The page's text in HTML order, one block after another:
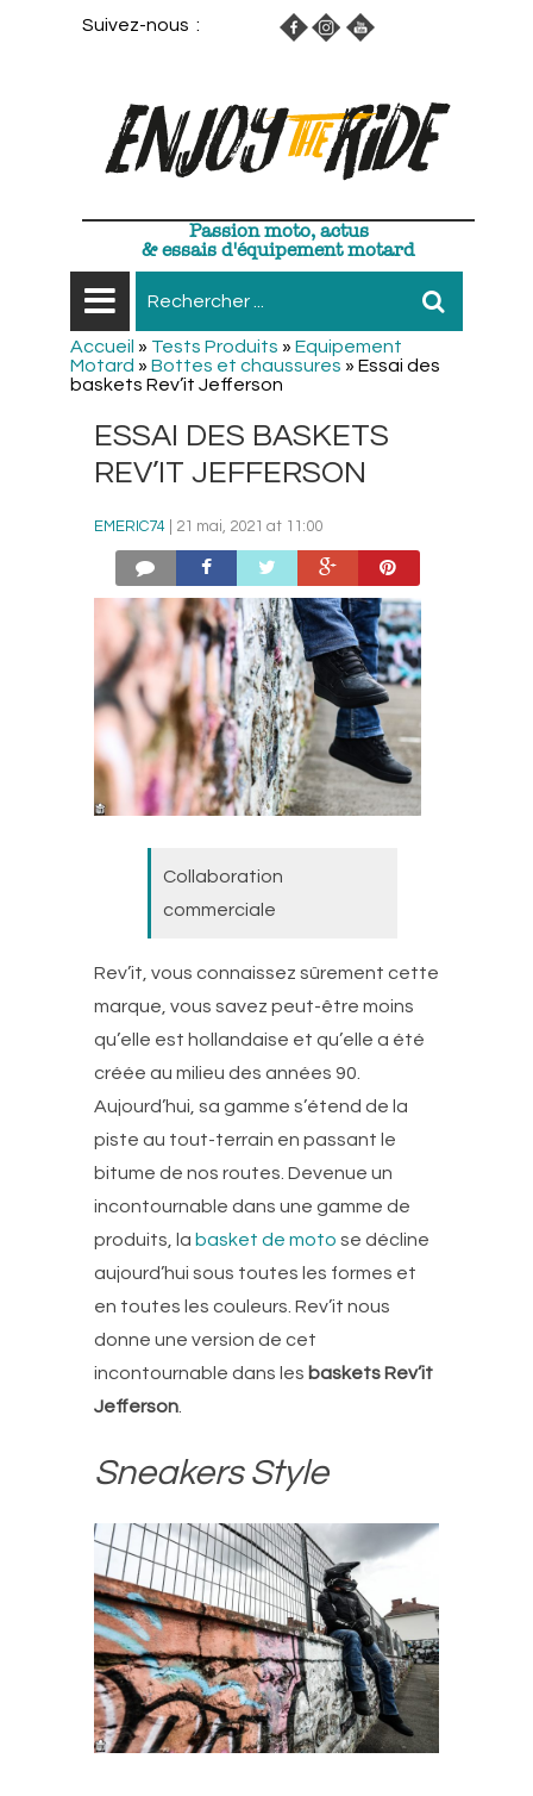
Suivez-nous :
Passion moto, actus
& essais d'équipement motard
Accueil » Tests Produits » Equipement
Motard » Bottes et chaussures » Essai des
baskets Rev’it Jefferson
ESSAI DES BASKETS
REV’IT JEFFERSON
EMERIC74 | 21 mai, 2021 at 11:00
Collaboration
commerciale
Rev’it, vous connaissez sûrement cette
marque, vous savez peut-être moins
qu’elle est hollandaise et qu’elle a été
créée au milieu des années 90.
Aujourd’hui, sa gamme s’étend de la
piste au tout-terrain en passant le
bitume de nos routes. Devenue un
incontournable dans une gamme de
produits, la basket de moto se décline
aujourd’hui sous toutes les formes et
en toutes les couleurs. Rev’it nous
donne une version de cet
incontournable dans les baskets Rev’it
Jefferson
Sneakers Style